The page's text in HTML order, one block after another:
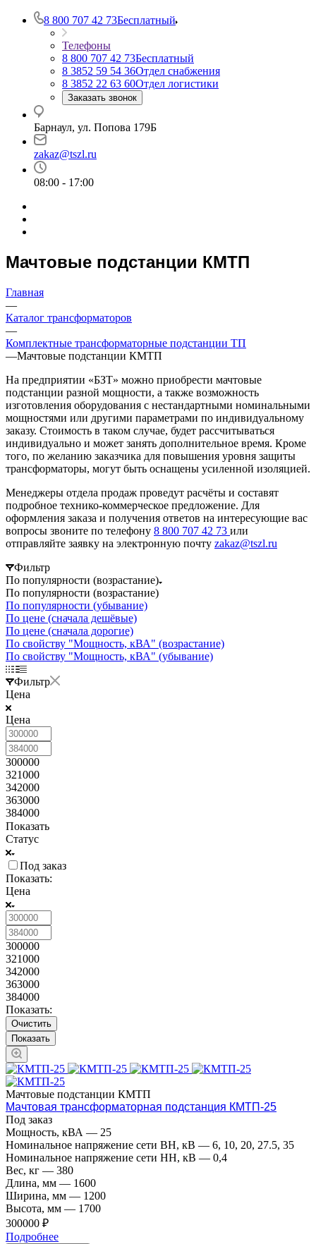
8 800 707 42 73Бесплатный
Телефоны
8 800 707 42 73Бесплатный
8 3852 59 54 36Отдел снабжения
8 3852 22 63 60Отдел логистики
Заказать звонок
Барнаул, ул. Попова 179Б
zakaz@tszl.ru
08:00 - 17:00
Мачтовые подстанции КМТП
Главная
—
Каталог трансформаторов
—
Комплектные трансформаторные подстанции ТП
—Мачтовые подстанции КМТП
На предприятии «БЗТ» можно приобрести мачтовые
подстанции разной мощности, а также возможность
изготовления оборудования с нестандартными номинальными
мощностями или другими параметрами по индивидуальному
заказу. Стоимость в таком случае, будет рассчитываться
индивидуально и может занять дополнительное время. Кроме
того, по желанию заказчика для повышения уровня защиты
трансформаторы, могут быть оснащены усиленной изоляцией.
Менеджеры отдела продаж проведут расчёты и составят
подробное технико-коммерческое предложение. Для
оформления заказа и получения ответов на интересующие вас
вопросы звоните по телефону 8 800 707 42 73 или
отправляйте заявку на электронную почту zakaz@tszl.ru
Фильтр
По популярности (возрастание)
По популярности (возрастание)
По популярности (убывание)
По цене (сначала дешёвые)
По цене (сначала дорогие)
По свойству "Мощность, кВА" (возрастание)
По свойству "Мощность, кВА" (убывание)
Фильтр
Цена
Цена
300000
321000
342000
363000
384000
Показать
Статус
Под заказ
Показать:
Цена
300000
321000
342000
363000
384000
Показать:
Очистить
Мачтовые подстанции КМТП
Мачтовая трансформаторная подстанция КМТП-25
Под заказ
Мощность, кВА — 25
Номинальное напряжение сети ВН, кВ — 6, 10, 20, 27.5, 35
Номинальное напряжение сети НН, кВ — 0,4
Вес, кг — 380
Длина, мм — 1600
Ширина, мм — 1200
Высота, мм — 1700
300000 ₽
Подробнее